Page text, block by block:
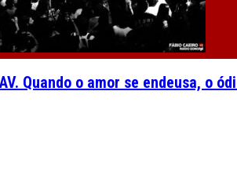
Quando o amor se endeusa, o